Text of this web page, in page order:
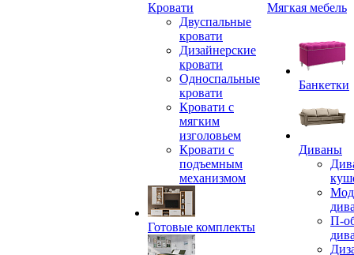
Кровати
Двуспальные
кровати
Дизайнерские
кровати
Односпальные
кровати
Кровати с
мягким
изголовьем
Кровати с
подъемным
механизмом
Готовые комплекты
Мягкая мебель
Банкетки
Диваны
П-